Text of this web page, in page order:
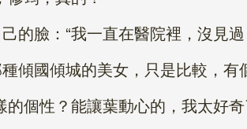
臉：“我一直在醫院裡，沒見過
國傾城的美女，只是比較，有
性？能讓葉動心的，我太好奇